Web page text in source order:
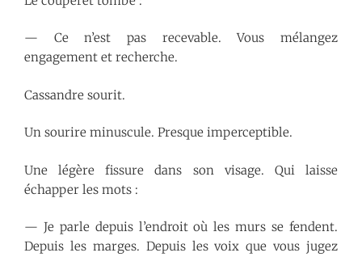
— Ce n’est pas recevable. Vous mélangez
engagement et recherche.
Cassandre sourit.
Un sourire minuscule. Presque imperceptible.
Une légère fissure dans son visage. Qui laisse
échapper les mots :
— Je parle depuis l’endroit où les murs se fendent.
Depuis les marges. Depuis les voix que vous jugez